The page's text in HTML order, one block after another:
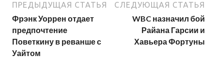
ПРЕДЫДУЩАЯ СТАТЬЯ
Фрэнк Уоррен отдает
предпочтение
Поветкину в реванше с
Уайтом
СЛЕДУЮЩАЯ СТАТЬЯ
WBC назначил бой
Райана Гарсии и
Хавьера Фортуны